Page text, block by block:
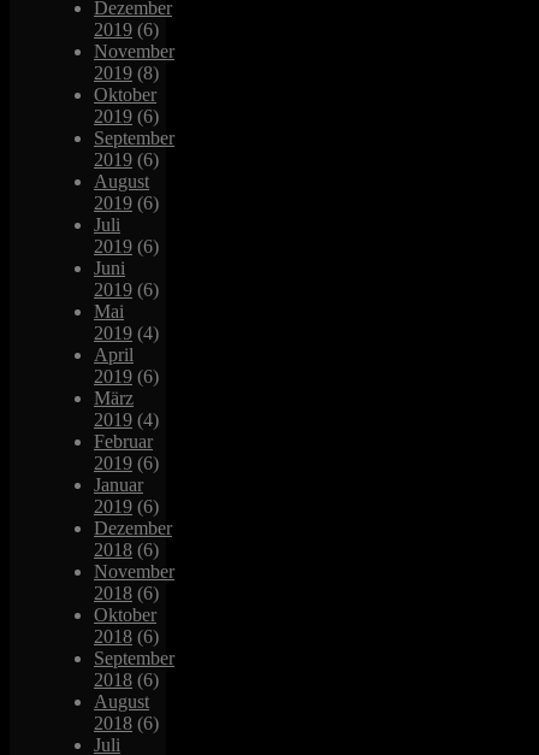
Dezember
2019 (6)
November
2019 (8)
Oktober
2019 (6)
September
2019 (6)
August
2019 (6)
Juli
2019 (6)
Juni
2019 (6)
Mai
2019 (4)
April
2019 (6)
März
2019 (4)
Februar
2019 (6)
Januar
2019 (6)
Dezember
2018 (6)
November
2018 (6)
Oktober
2018 (6)
September
2018 (6)
August
2018 (6)
Juli